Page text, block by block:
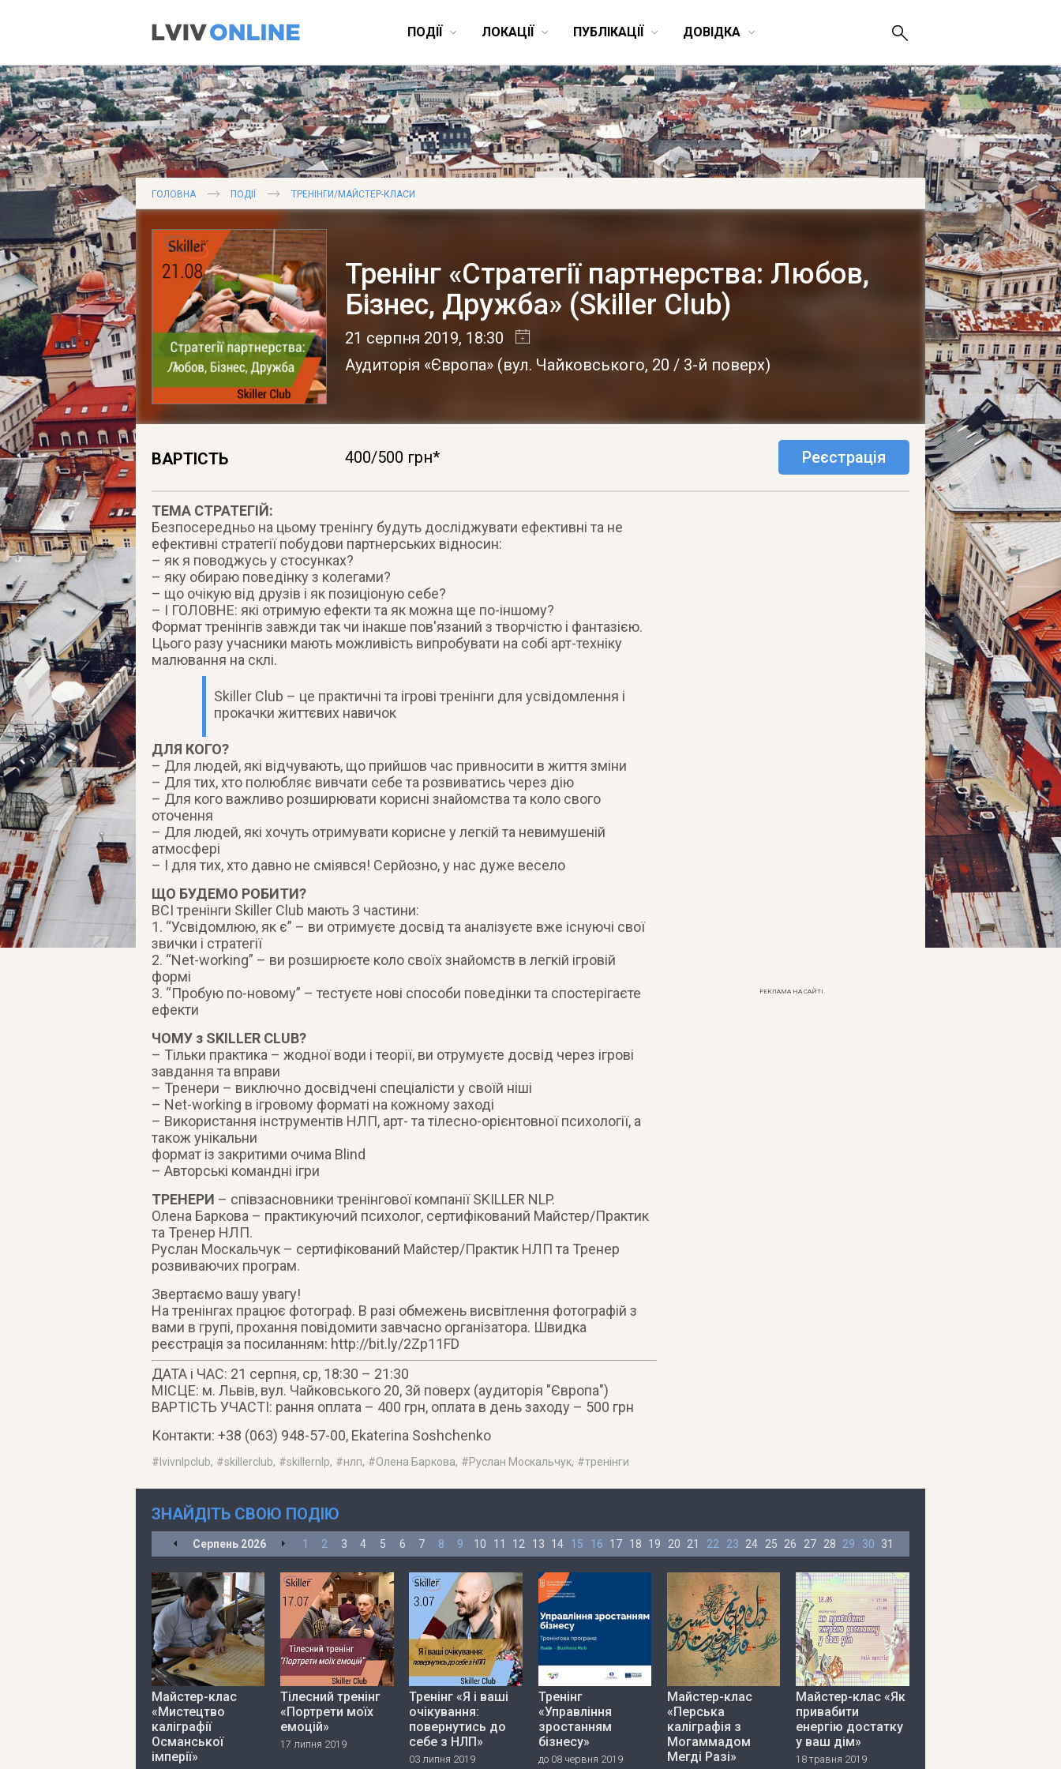
ПОДІЇ ЛОКАЦІЇ ПУБЛІКАЦІЇ ДОВІДКА
ГОЛОВНА ПОДІЇ ТРЕНІНГИ/МАЙСТЕР-КЛАСИ
Тренінг «Стратегії партнерства: Любов,
Бізнес, Дружба» (Skiller Club)
21 серпня 2019, 18:30
Аудиторія «Європа» (вул. Чайковського, 20 / 3-й поверх)
ВАРТІСТЬ 400/500 грн* Реєстрація
ТЕМА СТРАТЕГІЙ:
Безпосередньо на цьому тренінгу будуть досліджувати ефективні та не
ефективні стратегії побудови партнерських відносин:
– як я поводжусь у стосунках?
– яку обираю поведінку з колегами?
– що очікую від друзів і як позиціоную себе?
– І ГОЛОВНЕ: які отримую ефекти та як можна ще по-іншому?
Формат тренінгів завжди так чи інакше пов'язаний з творчістю і фантазією.
Цього разу учасники мають можливість випробувати на собі арт-техніку
малювання на склі.
Skiller Club – це практичні та ігрові тренінги для усвідомлення і
прокачки життєвих навичок
ДЛЯ КОГО?
– Для людей, які відчувають, що прийшов час привносити в життя зміни
– Для тих, хто полюбляє вивчати себе та розвиватись через дію
– Для кого важливо розширювати корисні знайомства та коло свого
оточення
– Для людей, які хочуть отримувати корисне у легкій та невимушеній
атмосфері
– І для тих, хто давно не сміявся! Серйозно, у нас дуже весело
ЩО БУДЕМО РОБИТИ?
ВСІ тренінги Skiller Club мають 3 частини:
1. “Усвідомлюю, як є” – ви отримуєте досвід та аналізуєте вже існуючі свої
звички і стратегії
2. “Net-working” – ви розширюєте коло своїх знайомств в легкій ігровій
формі
3. “Пробую по-новому” – тестуєте нові способи поведінки та спостерігаєте
ефекти
ЧОМУ з SKILLER CLUB?
– Тільки практика – жодної води і теорії, ви отрумуєте досвід через ігрові
завдання та вправи
– Тренери – виключно досвідчені спеціалісти у своїй ніші
– Net-working в ігровому форматі на кожному заході
– Використання інструментів НЛП, арт- та тілесно-орієнтовної психології, а
також унікальни
формат із закритими очима Blind
– Авторські командні ігри
ТРЕНЕРИ – співзасновники тренінгової компанії SKILLER NLP.
Олена Баркова – практикуючий психолог, сертифікований Майстер/Практик
та Тренер НЛП.
Руслан Москальчук – сертифікований Майстер/Практик НЛП та Тренер
розвиваючих програм.
Звертаємо вашу увагу!
На тренінгах працює фотограф. В разі обмежень висвітлення фотографій з
вами в групі, прохання повідомити завчасно організатора. Швидка
реєстрація за посиланням: http://bit.ly/2Zp11FD
ДАТА і ЧАС: 21 cерпня, ср, 18:30 – 21:30
МІСЦЕ: м. Львів, вул. Чайковського 20, 3й поверх (аудиторія "Європа")
ВАРТІСТЬ УЧАСТІ: рання оплата – 400 грн, оплата в день заходу – 500 грн
Контакти: +38 (063) 948-57-00, Ekaterina Soshchenko
# lvivnlpclub, #skillerclub, #skillernlp, #нлп, #Олена Баркова, #Руслан Москальчук, #тренінги
РЕКЛАМА НА САЙТІ
ЗНАЙДІТЬ СВОЮ ПОДІЮ
Серпень 2026 1 2 3 4 5 6 7 8 9 10 11 12 13 14 15 16 17 18 19 20 21 22 23 24 25 26 27 28 29 30 31
Майстер-клас
«Мистецтво
каліграфії
Османської
імперії»
Тілесний тренінг
«Портрети моїх
емоцій»
17 липня 2019
Тренінг «Я і ваші
очікування:
повернутись до
себе з НЛП»
03 липня 2019
Тренінг
«Управління
зростанням
бізнесу»
до 08 червня 2019
Майстер-клас
«Перська
каліграфія з
Могаммадом
Мегді Разі»
Майстер-клас «Як
привабити
енергію достатку
у ваш дім»
18 травня 2019